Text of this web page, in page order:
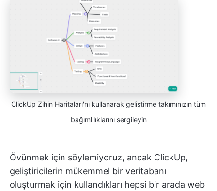
ClickUp Zihin Haritaları'nı kullanarak geliştirme takımınızın tüm
bağımlılıklarını sergileyin
Övünmek için söylemiyoruz, ancak ClickUp,
geliştiricilerin mükemmel bir veritabanı
oluşturmak için kullandıkları hepsi bir arada web